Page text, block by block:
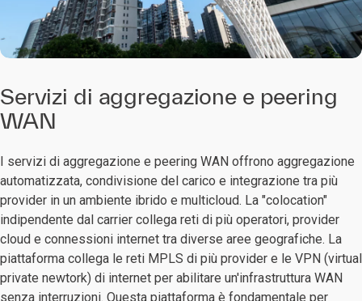
Servizi di aggregazione e peering
WAN
I servizi di aggregazione e peering WAN offrono aggregazione
automatizzata, condivisione del carico e integrazione tra più
provider in un ambiente ibrido e multicloud. La "colocation"
indipendente dal carrier collega reti di più operatori, provider
cloud e connessioni internet tra diverse aree geografiche. La
piattaforma collega le reti MPLS di più provider e le VPN (virtual
private newtork) di internet per abilitare un'infrastruttura WAN
senza interruzioni. Questa piattaforma è fondamentale per